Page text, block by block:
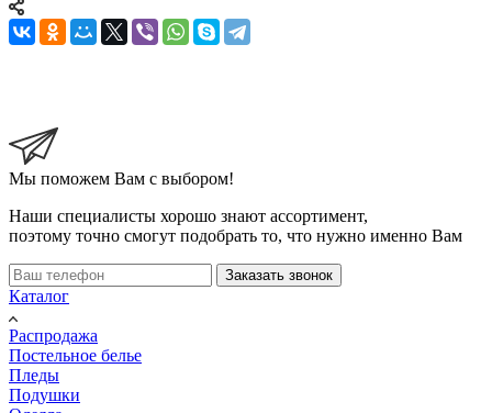
Мы поможем Вам с выбором!
Наши специалисты хорошо знают ассортимент,
поэтому точно смогут подобрать то, что нужно именно Вам
Заказать звонок
Каталог
Распродажа
Постельное белье
Пледы
Подушки